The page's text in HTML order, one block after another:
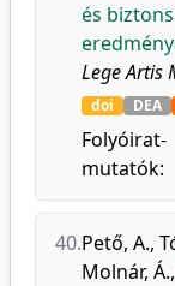
és
Lege Artis
doi DEA
Folyóirat-
mutatók:
40.Pető, A.,
Molnár, Á.,